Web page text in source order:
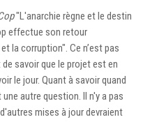
"L'anarchie règne et le destin
effectue son retour
la corruption". Ce n’est pas
savoir que le projet est en
le jour. Quant à savoir quand
autre question. Il n'y a pas
mises à jour devraient